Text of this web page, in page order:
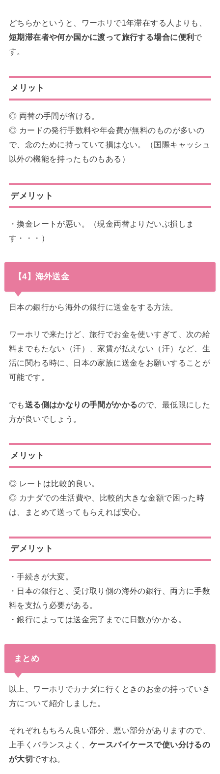
どちらかというと、ワーホリで1年滞在する人よりも、
短期滞在者や何か国かに渡って旅行する場合に便利 で
す。
メリット
◎ 両替の手間が省ける。
◎ カードの発行手数料や年会費が無料のものが多いの
で、念のために持っていて損はない。（国際キャッシュ
以外の機能を持ったものもある）
デメリット
・換金レートが悪い。（現金両替よりだいぶ損しま
す・・・）
【4】海外送金
日本の銀行から海外の銀行に送金をする方法。
ワーホリで来たけど、旅行でお金を使いすぎて、次の給
料までもたない（汗）、家賃が払えない（汗）など、生
活に関わる時に、日本の家族に送金をお願いすることが
可能です。
でも送る側はかなりの手間がかかるので、最低限にした
方が良いでしょう。
メリット
◎ レートは比較的良い。
◎ カナダでの生活費や、比較的大きな金額で困った時
は、まとめて送ってもらえれば安心。
デメリット
・手続きが大変。
・日本の銀行と、受け取り側の海外の銀行、両方に手数
料を支払う必要がある。
・銀行によっては送金完了までに日数がかかる。
まとめ
以上、ワーホリでカナダに行くときのお金の持っていき
方について紹介しました。
それぞれもちろん良い部分、悪い部分がありますので、
上手くバランスよく、ケースバイケースで使い分けるの
が大切ですね。